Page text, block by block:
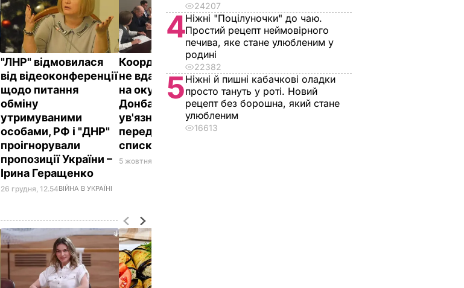
"ЛНР" відмовилася
від відеоконференції
щодо питання
обміну
утримуваними
особами, РФ і "ДНР"
проігнорували
пропозиції України –
Ірина Геращенко
26 грудня, 12.54ВІЙНА В УКРАЇНІ
Координатору ОБСЄ
не вдалося відвідати
на окупованому
Донбасі всіх
ув'язнених із
переданого Києвом
списку – Денісова
5 жовтня, 09.42
24207
4Ніжні "Поцілуночки" до чаю.
Простий рецепт неймовірного
печива, яке стане улюбленим у
родині
22382
5Ніжні й пишні кабачкові оладки
просто тануть у роті. Новий
рецепт без борошна, який стане
улюбленим
16613